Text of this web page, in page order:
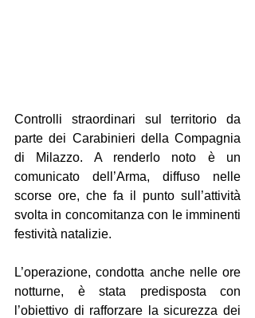
Controlli straordinari sul territorio da
parte dei Carabinieri della Compagnia
di Milazzo. A renderlo noto è un
comunicato dell’Arma, diffuso nelle
scorse ore, che fa il punto sull’attività
svolta in concomitanza con le imminenti
festività natalizie.
L’operazione, condotta anche nelle ore
notturne, è stata predisposta con
l’obiettivo di rafforzare la sicurezza dei